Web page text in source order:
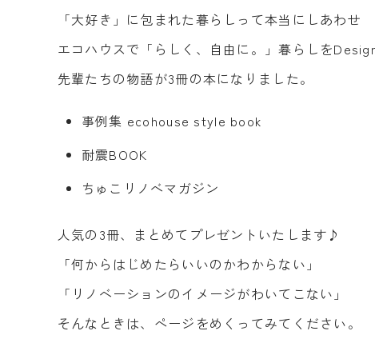
「大好き」に包まれた暮らしって本当にしあわせ
エコハウスで「らしく、自由に。」暮らしを
先輩たちの物語が3冊の本になりました。
事例集 ecohouse style book
耐震BOOK
ちゅこリノベマガジン
人気の3冊、まとめてプレゼントいたします♪
「何からはじめたらいいのかわからない」
「リノベーションのイメージがわいてこない」
そんなときは、ページをめくってみてください。